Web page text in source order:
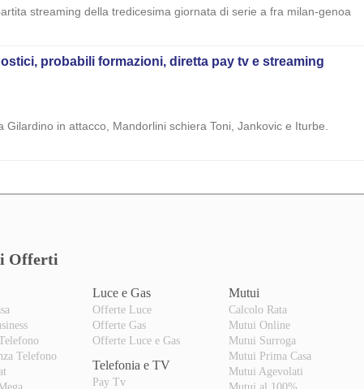
streaming della tredicesima giornata di serie a fra milan-genoa
probabili formazioni, diretta pay tv e streaming
Gilardino in attacco, Mandorlini schiera Toni, Jankovic e Iturbe.
Offerti
Telefono
Luce e Gas
Offerte Luce
Offerte Gas
Offerte Luce e Gas
Telefonia e TV
Pay Tv
Mutui
Calcolo Rata
Mutui Online
Mutui Surroga
Mutui Prima Casa
Mutui Agevolati